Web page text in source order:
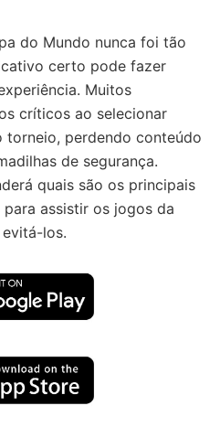
do Mundo nunca foi tão
certo pode fazer
Muitos
críticos ao selecionar
torneio, perdendo conteúdo
de segurança.
quais são os principais
assistir os jogos da
los.